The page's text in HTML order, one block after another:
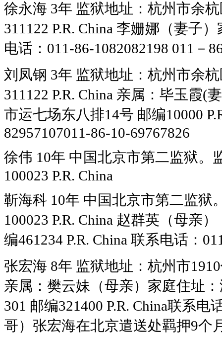
徐永海 3年 监狱地址：杭州市余
311122 P.R. China 李姗娜（妻子
电话：011-86-1082082198 011－
刘凤钢 3年 监狱地址：杭州市余
311122 P.R. China 亲属：毕玉霞
市运七场东八排14号 邮编10000
82957107011-86-10-69767826
徐伟 10年 中国北京市第二监狱。
100023 P.R. China
靳海科 10年 中国北京市第二监狱
100023 P.R. China 赵群英（母亲
编461234 P.R. China 联系电话：
张宏海 8年 监狱地址：杭州市
亲属：樊云妹（母亲）家庭住址
301 邮编321400 P.R. China联系
哥）张宏海在北京遣送处羁押9个